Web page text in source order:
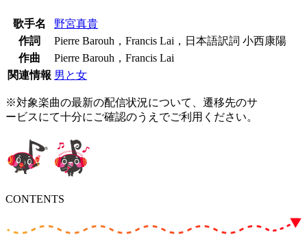
歌手名
野宮真貴
作詞
Pierre Barouh，Francis Lai，日本語訳詞 小西康陽
作曲
Pierre Barouh，Francis Lai
関連情報 男と女
※対象楽曲の最新の配信状況について、遷移先のサ
ービスにて十分にご確認のうえでご利用ください。
CONTENTS